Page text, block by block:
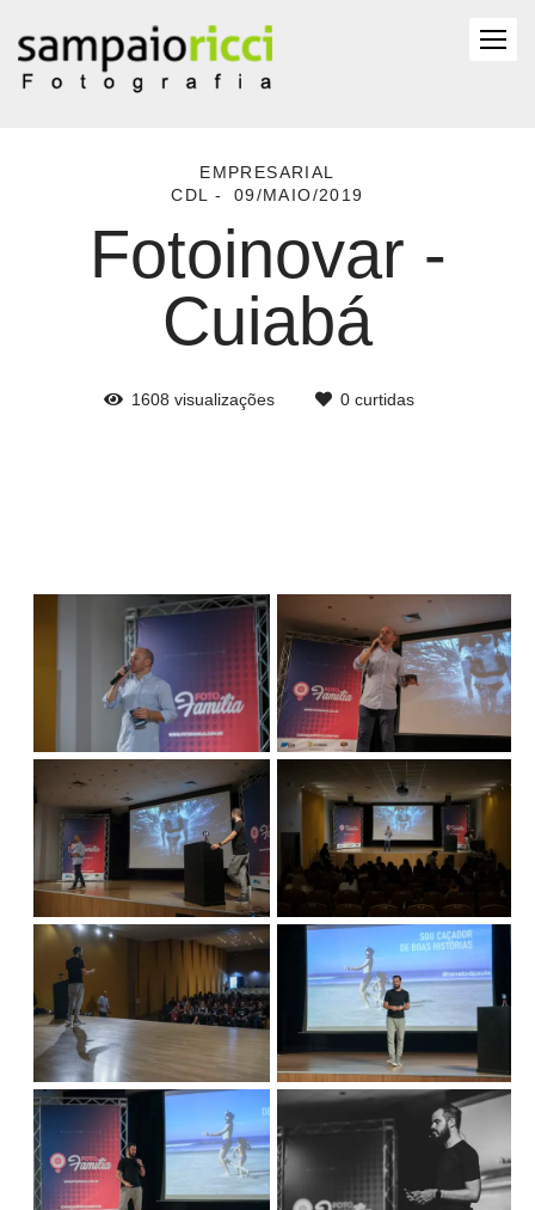
EMPRESARIAL
CDL
09/MAIO/2019
Fotoinovar -
Cuiabá
1608 visualizações 0curtidas